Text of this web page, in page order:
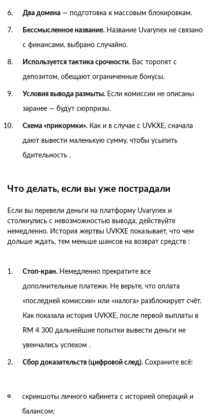
Два домена — подготовка к массовым блокировкам.
Бессмысленное название. Название Uvarynex не связано
с финансами, выбрано случайно.
Используется тактика срочности. Вас торопят с
депозитом, обещают ограниченные бонусы.
Условия вывода размыты. Если комиссии не описаны
заранее — будут сюрпризы.
Схема «прикормки». Как и в случае с UVKXE, сначала
дают вывести маленькую сумму, чтобы усыпить
бдительность .
Что делать, если вы уже пострадали
Если вы перевели деньги на платформу Uvarynex и
столкнулись с невозможностью вывода, действуйте
немедленно. История жертвы UVKXE показывает, что чем
дольше ждать, тем меньше шансов на возврат средств :
Стоп-кран. Немедленно прекратите все
дополнительные платежи. Не верьте, что оплата
«последней комиссии» или «налога» разблокирует счёт.
Как показала история UVKXE, после первой выплаты в
RM 4 300 дальнейшие попытки вывести деньги не
увенчались успехом .
Сбор доказательств (цифровой след). Сохраните всё:
скриншоты личного кабинета с историей операций и
балансом;